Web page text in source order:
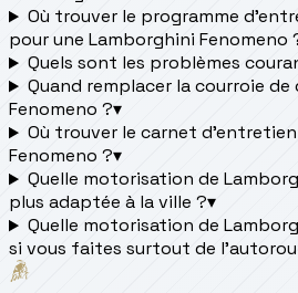
Où trouver le programme
pour une Lamborghini Fenomeno
Quels sont les problèmes
Quand remplacer la courroie
Fenomeno ?▾
Où trouver le carnet
Fenomeno ?▾
Quelle motorisation de
plus adaptée à la ville ?▾
Quelle motorisation de
si vous faites surtout de